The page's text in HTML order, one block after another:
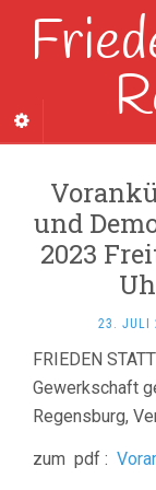
und
2023
23. JULI
FRIEDEN
Gewerkschaft
Regensburg,
zum pdf :